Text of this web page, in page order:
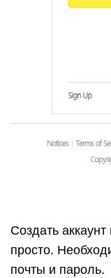
Создать
просто.
почты и пароль.